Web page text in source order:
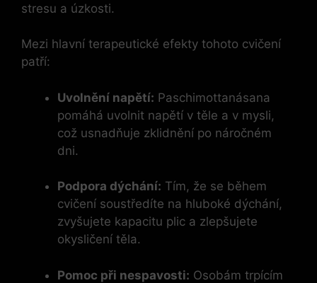
stresu a úzkosti.
Mezi hlavní terapeutické efekty tohoto cvičení
patří:
Uvolnění napětí: Paschimottanásana
pomáhá uvolnit napětí v těle a v mysli,
což usnadňuje zklidnění po náročném
dni.
Podpora dýchání: Tím, že se během
cvičení soustředíte na hluboké dýchání,
zvyšujete kapacitu plic a zlepšujete
okysličení těla.
Pomoc při nespavosti: Osobám trpícím